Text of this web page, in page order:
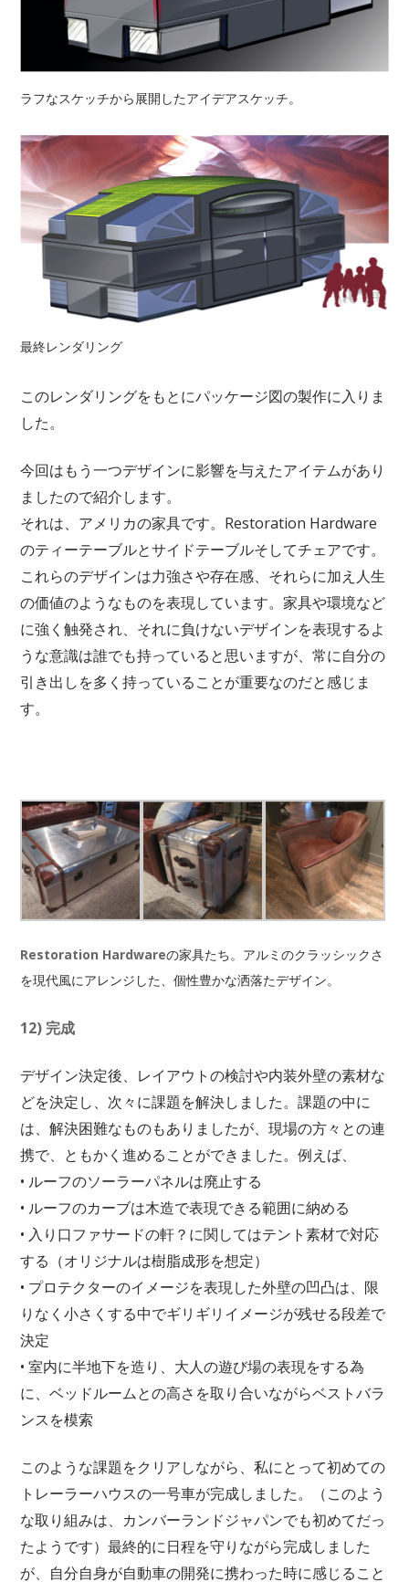
ラフなスケッチから展開したアイデアスケッチ。
最終レンダリング
このレンダリングをもとにパッケージ図の製作に入りま
した。
今回はもう一つデザインに影響を与えたアイテムがあり
ましたので紹介します。
それは、アメリカの家具です。Restoration Hardware
のティーテーブルとサイドテーブルそしてチェアです。
これらのデザインは力強さや存在感、それらに加え人生
の価値のようなものを表現しています。家具や環境など
に強く触発され、それに負けないデザインを表現するよ
うな意識は誰でも持っていると思いますが、常に自分の
引き出しを多く持っていることが重要なのだと感じま
す。
Restoration Hardwareの家具たち。アルミのクラッシックさ
を現代風にアレンジした、個性豊かな洒落たデザイン。
12) 完成
デザイン決定後、レイアウトの検討や内装外壁の素材な
どを決定し、次々に課題を解決しました。課題の中に
は、解決困難なものもありましたが、現場の方々との連
携で、ともかく進めることができました。例えば、
• ルーフのソーラーパネルは廃止する
• ルーフのカーブは木造で表現できる範囲に納める
• 入り口ファサードの軒？に関してはテント素材で対応
する（オリジナルは樹脂成形を想定）
• プロテクターのイメージを表現した外壁の凹凸は、限
りなく小さくする中でギリギリイメージが残せる段差で
決定
• 室内に半地下を造り、大人の遊び場の表現をする為
に、ベッドルームとの高さを取り合いながらベストバラ
ンスを模索
このような課題をクリアしながら、私にとって初めての
トレーラーハウスの一号車が完成しました。（このよう
な取り組みは、カンバーランドジャパンでも初めてだっ
たようです）最終的に日程を守りながら完成しました
が、自分自身が自動車の開発に携わった時に感じること